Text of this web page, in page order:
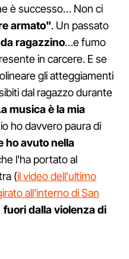
è successo… Non ci
armato". Un passato
ragazzino…e fumo
in carcere. E se
gli atteggiamenti
dal ragazzo durante
musica è la mia
ho davvero paura di
ho avuto nella
l'ha portato al
(il video dell'ultimo
all'interno di San
fuori dalla violenza di